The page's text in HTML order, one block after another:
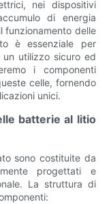
nei dispositivi
di energia
funzionamento delle
è essenziale per
utilizzo sicuro ed
i componenti
celle, fornendo
unici.
batterie al litio
sono costituite da
progettati e
La struttura di